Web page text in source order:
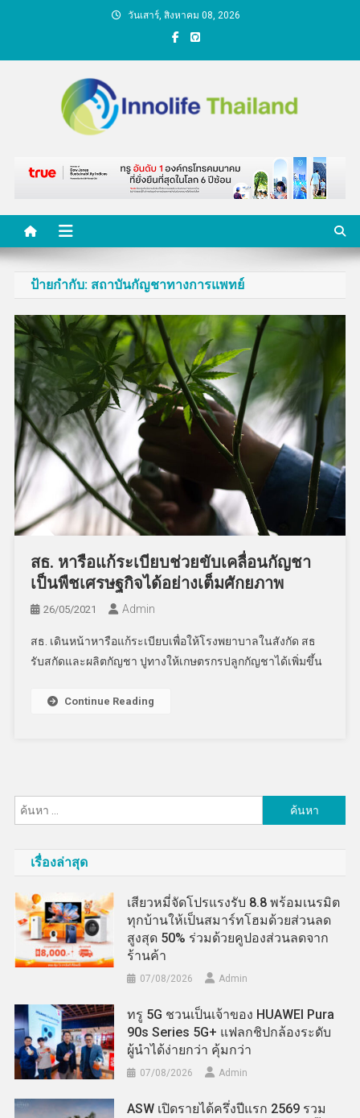
วันเสาร์, สิงหาคม 08, 2026
คนกับความคิด ชีวิตกับ
นวัตกรรม
ป้ายกำกับ: สถาบันกัญชาทางการแพทย์
สธ. หารือแก้ระเบียบช่วยขับเคลื่อนกัญชา
เป็นพืชเศรษฐกิจได้อย่างเต็มศักยภาพ
26/05/2021 Admin
สธ. เดินหน้าหารือแก้ระเบียบเพื่อให้โรงพยาบาลในสังกัด สธ
รับสกัดและผลิตกัญชา ปูทางให้เกษตรกรปลูกกัญชาได้เพิ่มขึ้น
Continue Reading
สำหรับ:
เรื่องล่าสุด
เสียวหมี่จัดโปรแรงรับ 8.8 พร้อมเนรมิต
ทุกบ้านให้เป็นสมาร์ทโฮมด้วยส่วนลด
สูงสุด 50% ร่วมด้วยคูปองส่วนลดจาก
ร้านค้า
07/08/2026 Admin
ทรู 5G ชวนเป็นเจ้าของ HUAWEI Pura
90s Series 5G+ แฟลกชิปกล้องระดับ
ผู้นำได้ง่ายกว่า คุ้มกว่า
07/08/2026 Admin
ASW เปิดรายได้ครึ่งปีแรก 2569 รวม